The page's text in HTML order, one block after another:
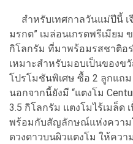
สำหรับเทศกาลวันแม่ปีนี้ เ
มรกต” เมล่อนเกรดพรีเมียม
กิโลกรัม ที่มาพร้อมรสชาติอ
เหมาะสำหรับมอบเป็นของ
โปรโมชันพิเศษ ซื้อ 2 ลูกแถม
นอกจากนี้ยังมี “แตงโม
3.5 กิโลกรัม แตงโมไร้เมล็ด
พร้อมกับสัญลักษณ์แห่งความ
ดวงดาวบนผิวแตงโม ให้ควา